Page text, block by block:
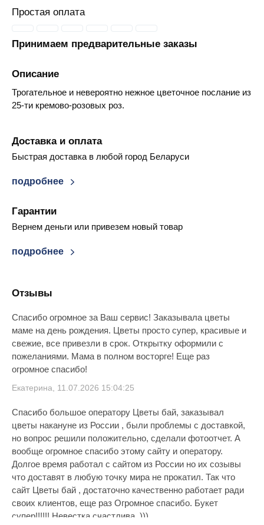
Простая оплата
Принимаем предварительные заказы
Описание
Трогательное и невероятно нежное цветочное послание из
25-ти кремово-розовых роз.
Доставка и оплата
Быстрая доставка в любой город Беларуси
подробнее
Гарантии
Вернем деньги или привезем новый товар
подробнее
Отзывы
Спасибо огромное за Ваш сервис! Заказывала цветы
маме на день рождения. Цветы просто супер, красивые и
свежие, все привезли в срок. Открытку оформили с
пожеланиями. Мама в полном восторге! Еще раз
огромное спасибо!
Екатерина, 11.07.2026 15:04:25
Спасибо большое оператору Цветы бай, заказывал
цветы накануне из России , были проблемы с доставкой,
но вопрос решили положительно, сделали фотоотчет. А
вообще огромное спасибо этому сайту и оператору.
Долгое время работал с сайтом из России но их созывы
что доставят в любую точку мира не прокатил. Так что
сайт Цветы бай , достаточно качественно работает ради
своих клиентов, еще раз Огромное спасибо. Букет
супер!!!!!! Невестка счастлива. )))